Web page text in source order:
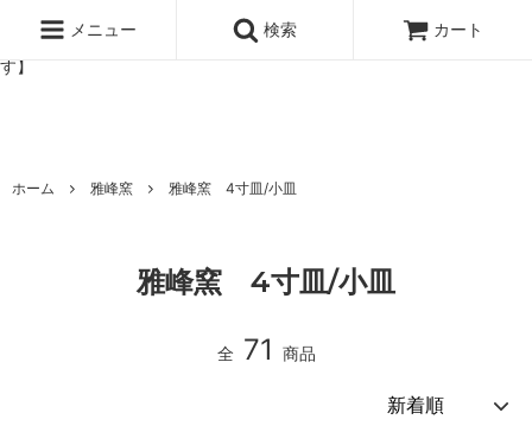
ッタのオンラインストア【アラビア,クイストゴーなどの北欧ヴィンテ
ージ食器,雅峰窯やソルテグラスジュエリーなどの作家の作品が並びま
す】
メニュー 検索 カート
ホーム 雅峰窯 雅峰窯 4寸皿/小皿
雅峰窯 4寸皿/小皿
全 71 商品